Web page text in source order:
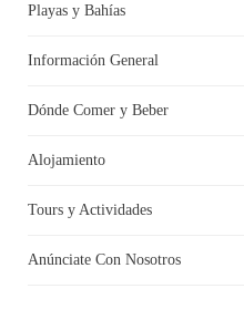
Playas y Bahías
Información General
Dónde Comer y Beber
Alojamiento
Tours y Actividades
Anúnciate Con Nosotros